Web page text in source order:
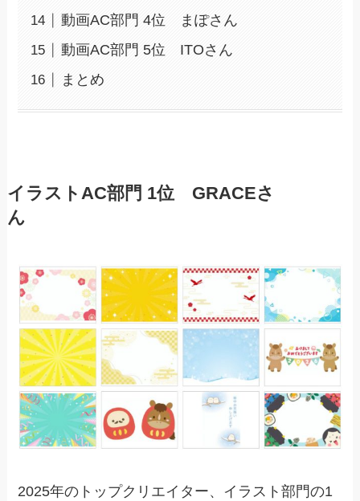
動画AC部門 4位 まぽさん
動画AC部門 5位 ITOさん
まとめ
イラスト AC部門 1位 GRACEさ
ん
2025年のトップクリエイター、イラスト部門の1